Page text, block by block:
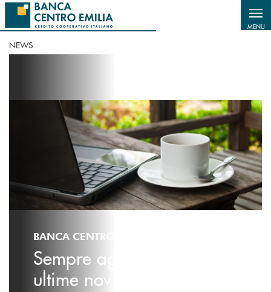
Salta al contenuto principale
MENU
NEWS
BANCA CENTRO EMILIA - NEWS
Sempre aggiornato sulle
ultime novità